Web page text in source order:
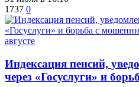
1737 0
​Индексация пенсий,
через «Госуслуги» и